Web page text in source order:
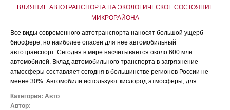
ВЛИЯНИЕ АВТОТРАНСПОРТА НА ЭКОЛОГИЧЕСКОЕ СОСТОЯНИЕ
МИКРОРАЙОНА
Все виды современного автотранспорта наносят большой ущерб
биосфере, но наиболее опасен для нее автомобильный
автотранспорт. Сегодня в мире насчитывается около 600 млн.
автомобилей. Вклад автомобильного транспорта в загрязнение
атмосферы составляет сегодня в большинстве регионов России не
менее 30%. Автомобили используют кислород атмосферы, для...
Категория: Авто
Автор: